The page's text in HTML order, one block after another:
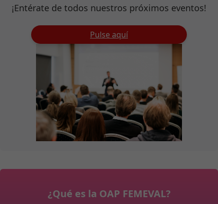
¡Entérate de todos nuestros próximos eventos!
Pulse aquí
¿Qué es la OAP FEMEVAL?